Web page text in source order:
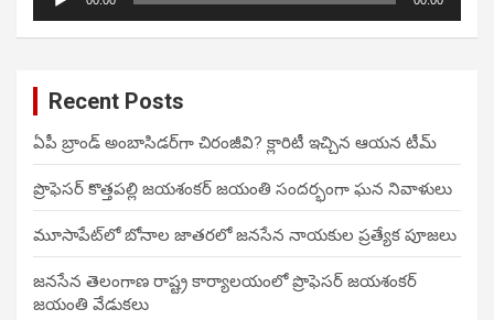
Player
Recent Posts
ఏపీ బ్రాండ్ అంబాసిడర్‌గా చిరంజీవి? క్లారిటీ ఇచ్చిన ఆయన టీమ్
ప్రొఫెసర్ కొత్తపల్లి జయశంకర్ జయంతి సందర్భంగా ఘన నివాళులు
మూసాపేట్‌లో బోనాల జాతరలో జనసేన నాయకుల ప్రత్యేక పూజలు
జనసేన తెలంగాణ రాష్ట్ర కార్యాలయంలో ప్రొఫెసర్ జయశంకర్
జయంతి వేడుకలు